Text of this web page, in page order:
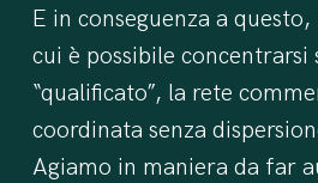
E in conseguenza a
cui è possibile concentrarsi
“qualificato”, la rete
coordinata senza
Agiamo in maniera da far